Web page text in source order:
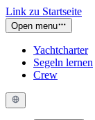
Link zu Startseite
Open menu
Yachtcharter
Segeln lernen
Crew